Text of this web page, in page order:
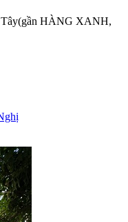
(gần HÀNG XANH,